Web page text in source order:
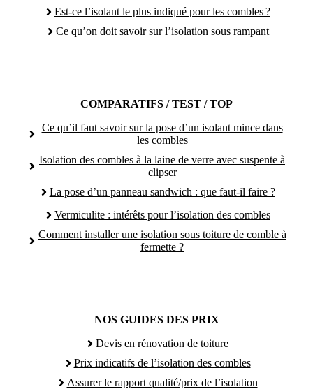
Est-ce l’isolant le plus indiqué pour les combles ?
Ce qu’on doit savoir sur l’isolation sous rampant
COMPARATIFS / TEST / TOP
Ce qu’il faut savoir sur la pose d’un isolant mince dans
les combles
Isolation des combles à la laine de verre avec suspente à
clipser
La pose d’un panneau sandwich : que faut-il faire ?
Vermiculite : intérêts pour l’isolation des combles
Comment installer une isolation sous toiture de comble à
fermette ?
NOS GUIDES DES PRIX
Devis en rénovation de toiture
Prix indicatifs de l’isolation des combles
Assurer le rapport qualité/prix de l’isolation